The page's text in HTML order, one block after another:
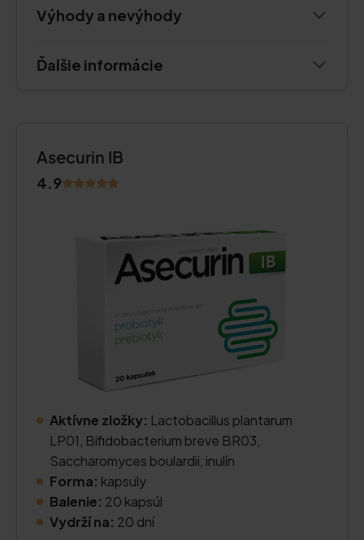
Výhody a nevýhody
Ďalšie informácie
Asecurin IB
4.9
Aktívne zložky: Lactobacillus plantarum
LP01, Bifidobacterium breve BR03,
Saccharomyces boulardii, inulín
Forma: kapsuly
Balenie: 20 kapsúl
Vydrží na: 20 dní